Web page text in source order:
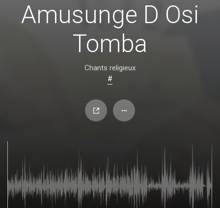
Amusunge D Osi
Tomba
Chants religieux
#